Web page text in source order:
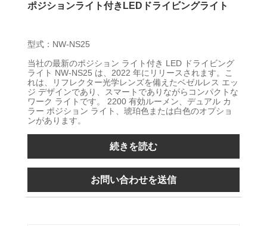
ポジションライト付きLEDドライビングライト
型式：NW-NS25
当社の最新のポジション ライト付き LED ドライビング
ライト NW-NS25 は、2022 年にリリースされます。こ
れは、リフレクター光学レンズを備えたベゼルレス エッ
ジ デザインであり、スマートでありながらコンパクトな
ワーク ライトです。 2200 有効ルーメン、デュアル カ
ラー ポジション ライト、琥珀色または白色のオプショ
ンがあります。
続きを読む
お問い合わせを送信